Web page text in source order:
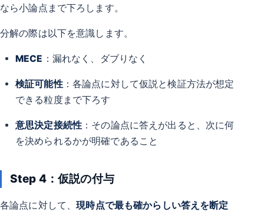
なら小論点まで下ろします。
分解の際は以下を意識します。
MECE ：漏れなく、ダブりなく
検証可能性：各論点に対して仮説と検証方法が想定
できる粒度まで下ろす
意思決定接続性 ：その論点に答えが出ると、次に何
を決められるかが明確であること
Step 4：仮説の付与
各論点に対して、現時点で最も確からしい答えを断定